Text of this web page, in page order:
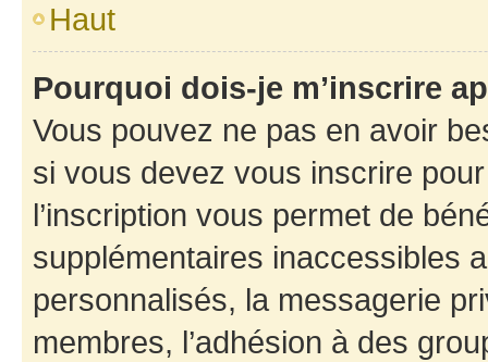
Haut
Pourquoi dois-je m’inscrire
Vous pouvez ne pas en avoir
si vous devez vous inscrire
l’inscription vous permet de
supplémentaires inaccessibles
personnalisés, la messagerie
membres, l’adhésion à des